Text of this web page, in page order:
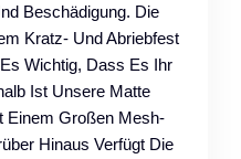
Beschädigung. Die
Kratz- Und Abriebfest
Wichtig, Dass Es Ihr
Ist Unsere Matte
Einem Großen Mesh-
Hinaus Verfügt Die